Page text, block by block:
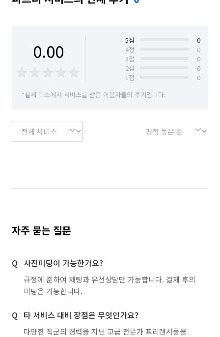
0.00 5점
0
4점
0
3점
0
2점
0
1점
0
*실제 미소에서 서비스를 받은 이용자들의 후기입니다.
자주 묻는 질문
사전미팅이 가능한가요?
규정에 준하여 채팅과 유선상담만 가능합니다. 결제 후의
미팅은 가능합니다.
타 서비스 대비 장점은 무엇인가요?
다양한 직군의 경력을 지닌 고급 전문가 프리랜서풀을